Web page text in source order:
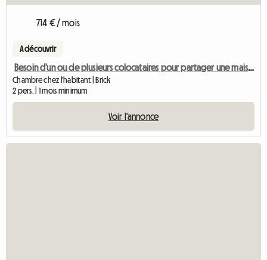
714 € / mois
A découvrir
Besoin d'un ou de plusieurs colocataires pour partager une maison de 5 chambres
Chambre chez l'habitant | Brick
2 pers. | 1 mois minimum
Voir l'annonce